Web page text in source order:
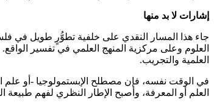
إشارات لا بد منها
جاء هذا المسار النقدي على خلفية تطوُّرٍ طويل في
العلوم وعلى مركزية المنهج العلمي في تفسير
العلمية والتجريب.
في الوقت نفسه، فإن مصطلح الإبستمولوجيا -أو
العلم أو المعرفة، وأصبح الإطار النظري لفهم طبيعة